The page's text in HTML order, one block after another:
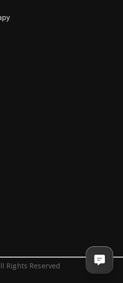
Rights Reserved